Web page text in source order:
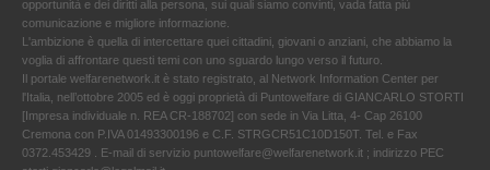
opportunità e dei diritti alla persona, sui quali siamo convinti, vada fatta più
comunicazione e migliore informazione.
L'ambizione è quella di intercettare quei cittadini, giovani o anziani, che abbiamo la
voglia di affrontare questi temi con uno sguardo lungo verso il futuro.
Il portale welfarenetwork.it è stato registrato, al Network Information Center per
l'Italia, nell’ottobre 2005 ed è oggi proprietà di Puntowelfare di GIANCARLO STORTI
[Impresa individuale n. REA CR-188702] con sede in Via Litta, 4- Cap 26100
Cremona con P.IVA 01493300196 e C.F. STRGCR51C10D150T. Tel. e Fax
0372.453429 . E-mail di servizio puntowelfare@welfarenetwork.it ; indirizzo PEC